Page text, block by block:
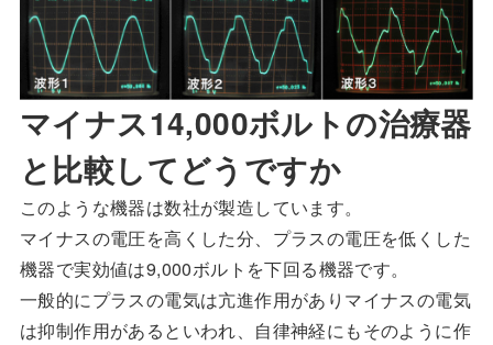
マイナス14,000ボルトの治療器
と比較してどうですか
このような機器は数社が製造しています。
マイナスの電圧を高くした分、プラスの電圧を低くした
機器で実効値は9,000ボルトを下回る機器です。
一般的にプラスの電気は亢進作用がありマイナスの電気
は抑制作用があるといわれ、自律神経にもそのように作